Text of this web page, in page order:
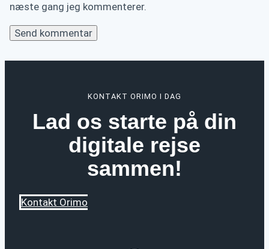
næste gang jeg kommenterer.
KONTAKT ORIMO I DAG
Lad os starte på din
digitale rejse
sammen!
Kontakt Orimo